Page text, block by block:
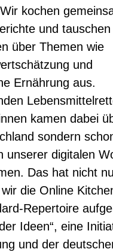
kochen
und
über Themen wie
und
Ernährung aus.
kamen dabei
sondern
unserer digitalen
Das hat nicht
die Online
Repertoire
Ideen“, eine
und der